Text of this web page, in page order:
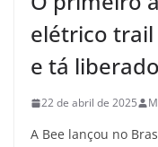
elétrico
e tá
22 de abril de 2025
A Bee lançou no